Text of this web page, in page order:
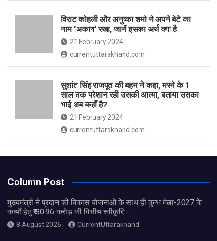
विराट कोहली और अनुष्का शर्मा ने अपने बेटे का
नाम ‘अकाय’ रखा, जानें इसका अर्थ क्‍या है
21 February 2024
currentuttarakhand.com
सुशांत सिंह राजपूत की बहन ने कहा, मरने के 1
साल तक परेशान रही उसकी आत्मा, बताया उसका
भाई अब कहाँ है?
21 February 2024
currentuttarakhand.com
Column Post
मुख्यमंत्री ने प्रदान की विकास योजनाओं के साथ ही कुम्भ मेला-2027 के
कार्यों हेतु ₹ 80.96 करोड़ की वित्तीय स्वीकृति।
8 August 2026 CurrentUttarakhand